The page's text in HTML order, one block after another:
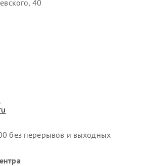
40
без перерывов и выходных